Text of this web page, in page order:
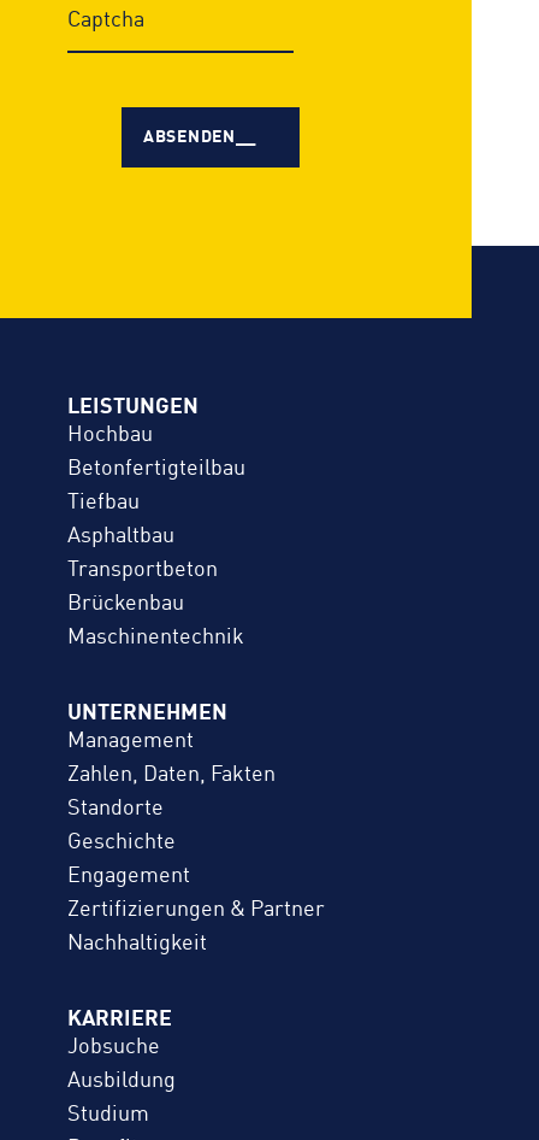
LEISTUNGEN
Hochbau
Betonfertigteilbau
Tiefbau
Asphaltbau
Transportbeton
Brückenbau
Maschinentechnik
KARRIERE
Jobsuche
Ausbildung
Studium
UNTERNEHMEN
Management
Zahlen, Daten, Fakten
Standorte
Geschichte
Engagement
Zertifizierungen & Partner
Nachhaltigkeit